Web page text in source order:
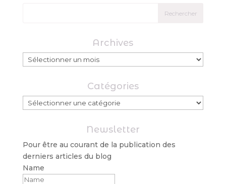
Archives
Archives
Catégories
Catégories
Newsletter
Pour être au courant de la publication des
derniers articles du blog
Name